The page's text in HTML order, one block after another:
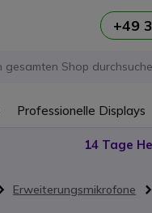
+49
Professionelle Displays
14 Tage
Erweiterungsmikrofone